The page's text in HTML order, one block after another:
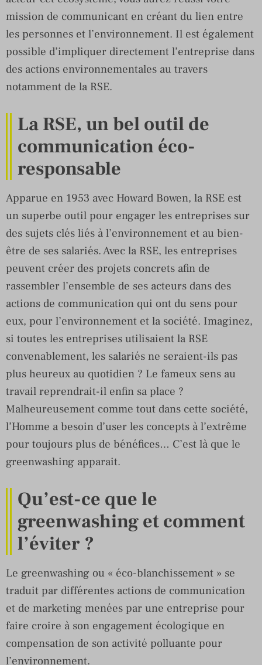
mission de communicant en créant du lien entre
les personnes et l’environnement. Il est également
possible d’impliquer directement l’entreprise dans
des actions environnementales au travers
notamment de la RSE.
La RSE, un bel outil de
communication éco-
responsable
Apparue en 1953 avec Howard Bowen, la RSE est
un superbe outil pour engager les entreprises sur
des sujets clés liés à l’environnement et au bien-
être de ses salariés. Avec la RSE, les entreprises
peuvent créer des projets concrets afin de
rassembler l’ensemble de ses acteurs dans des
actions de communication qui ont du sens pour
eux, pour l’environnement et la société. Imaginez,
si toutes les entreprises utilisaient la RSE
convenablement, les salariés ne seraient-ils pas
plus heureux au quotidien ? Le fameux sens au
travail reprendrait-il enfin sa place ?
Malheureusement comme tout dans cette société,
l’Homme a besoin d’user les concepts à l’extrême
pour toujours plus de bénéfices… C’est là que le
greenwashing apparait.
Qu’est-ce que le
greenwashing et comment
l’éviter ?
Le greenwashing ou « éco-blanchissement » se
traduit par différentes actions de communication
et de marketing menées par une entreprise pour
faire croire à son engagement écologique en
compensation de son activité polluante pour
l’environnement.